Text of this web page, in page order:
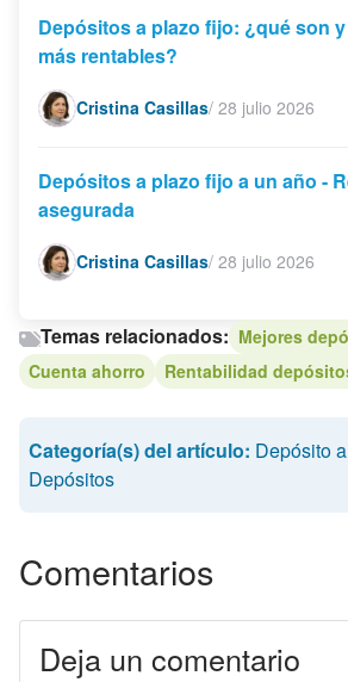
Depósitos a plazo fijo: ¿qué son
más rentables?
Cristina Casillas/ 28 julio 2026
Depósitos a plazo fijo a un año -
asegurada
Cristina Casillas/ 28 julio 2026
Temas relacionados: Mejores
Cuenta ahorro
Rentabilidad
Categoría(s) del artículo: Depósito
Depósitos
Comentarios
Deja un comentario